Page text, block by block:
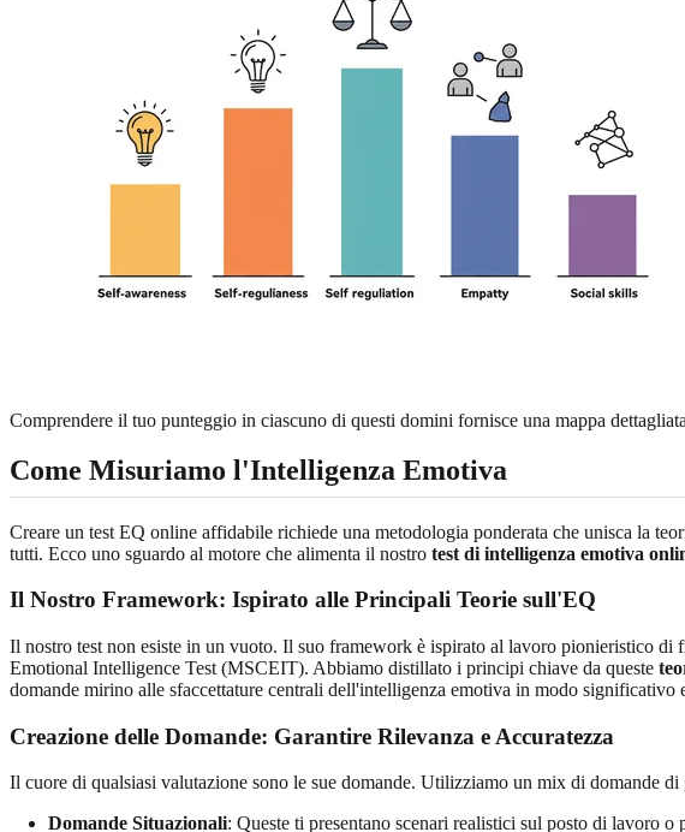
Comprendere il tuo punteggio in ciascuno di questi domini fornisce una mappa
Come Misuriamo l'Intelligenza Emotiva
Creare un test EQ online affidabile richiede una metodologia ponderata che unisca la
tutti. Ecco uno sguardo al motore che alimenta il nostro test di intelligenza emotiva
Il Nostro Framework: Ispirato alle Principali Teorie sull'EQ
Il nostro test non esiste in un vuoto. Il suo framework è ispirato al lavoro pionieristico
Emotional Intelligence Test (MSCEIT). Abbiamo distillato i principi chiave da queste
domande mirino alle sfaccettature centrali dell'intelligenza emotiva in modo significativo
Creazione delle Domande: Garantire Rilevanza e Accuratezza
Il cuore di qualsiasi valutazione sono le sue domande. Utilizziamo un mix di domande
Domande Situazionali: Queste ti presentano scenari realistici sul posto di lavoro